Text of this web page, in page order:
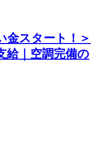
金スタート！＞
給｜空調完備の